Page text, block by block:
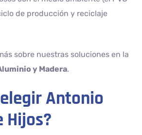
de producción y reciclaje
sobre nuestras soluciones en la
y Madera.
Antonio
Hijos?